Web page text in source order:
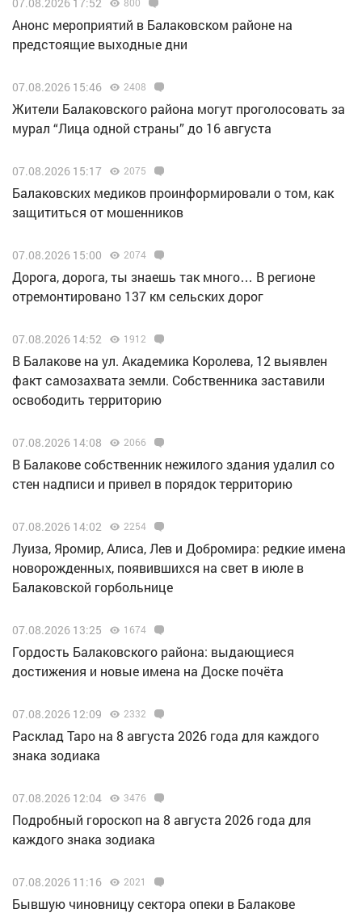
Анонс мероприятий в Балаковском районе на
предстоящие выходные дни
07.08.2026 15:46 2408
Жители Балаковского района могут проголосовать за
мурал “Лица одной страны” до 16 августа
07.08.2026 15:17 2075
Балаковских медиков проинформировали о том, как
защититься от мошенников
07.08.2026 15:00 2074
Дорога, дорога, ты знаешь так много… В регионе
отремонтировано 137 км сельских дорог
07.08.2026 14:52 1912
В Балакове на ул. Академика Королева, 12 выявлен
факт самозахвата земли. Собственника заставили
освободить территорию
07.08.2026 14:08 2066
В Балакове собственник нежилого здания удалил со
стен надписи и привел в порядок территорию
07.08.2026 14:02 2254
Луиза, Яромир, Алиса, Лев и Добромира: редкие имена
новорожденных, появившихся на свет в июле в
Балаковской горбольнице
07.08.2026 13:25 1674
Гордость Балаковского района: выдающиеся
достижения и новые имена на Доске почёта
07.08.2026 12:09 2332
Расклад Таро на 8 августа 2026 года для каждого
знака зодиака
07.08.2026 12:04 3476
Подробный гороскоп на 8 августа 2026 года для
каждого знака зодиака
07.08.2026 11:16 2021
Бывшую чиновницу сектора опеки в Балакове